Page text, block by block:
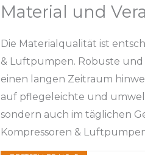
Material und
Die Materialqualität ist
& Luftpumpen. Robuste
einen langen Zeitraum
auf pflegeleichte und
sondern auch im täglichen
Kompressoren &